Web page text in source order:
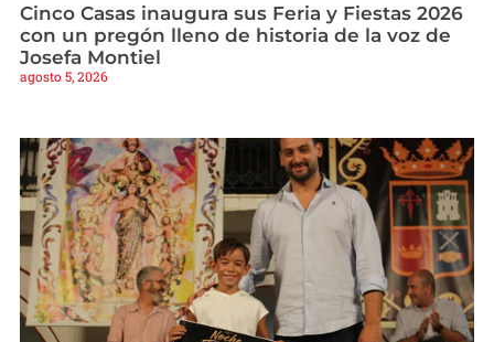
Cinco Casas inaugura sus Feria y Fiestas 2026
con un pregón lleno de historia de la voz de
Josefa Montiel
agosto 5, 2026